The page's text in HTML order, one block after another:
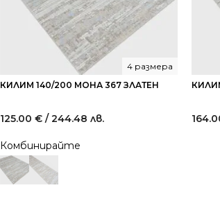
КИЛИМ 140/200 МОНА 367 ЗЛАТЕН
4 размера
125.00 € / 244.48 лв.
Комбинирайте